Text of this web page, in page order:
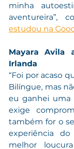
minha
aventureira”,
estudou na
Mayara Avila
Irlanda
“Foi por acaso
Bilíngue, mas
eu ganhei uma
exige
também for o
experiência
melhor